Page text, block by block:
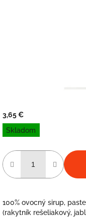
3,65 €
Jednotková
cena:
Skladom
100% ovocný sirup,
(rakytník rešeliakový,